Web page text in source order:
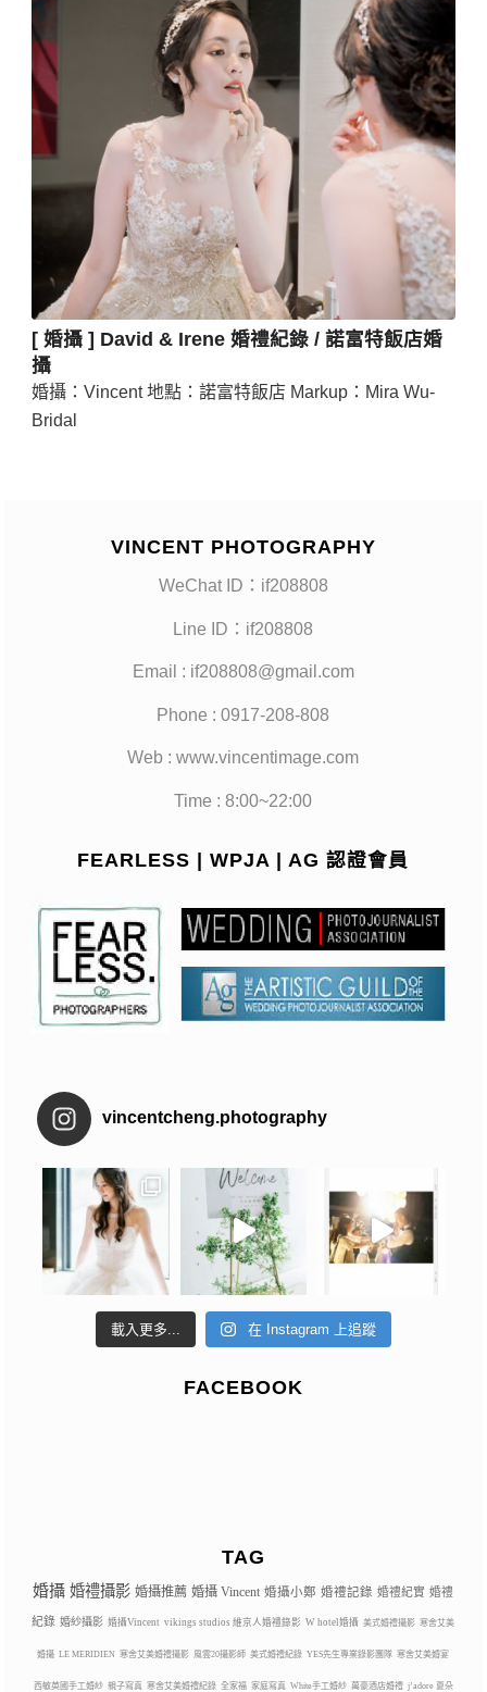
[ 婚攝 ] David & Irene 婚禮紀錄 / 諾富特飯店婚
攝
婚攝：Vincent 地點：諾富特飯店 Markup：Mira Wu-
Bridal
VINCENT PHOTOGRAPHY
WeChat ID：if208808
Line ID：if208808
Email : if208808@gmail.com
Phone : 0917-208-808
Web : www.vincentimage.com
Time : 8:00~22:00
FEARLESS | WPJA | AG 認證會員
vincentcheng.photography
載入更多... 在 Instagram 上追蹤
FACEBOOK
TAG
婚攝 婚禮攝影 婚攝推薦 婚攝 Vincent 婚攝小鄭 婚禮記錄 婚禮紀實 婚禮
紀錄 婚紗攝影 婚攝Vincent vikings studios 維京人婚禮錄影 W hotel婚攝 美式婚禮攝影 寒舍艾美
婚攝 LE MERIDIEN 寒舍艾美婚禮攝影 風雲20攝影師 美式婚禮紀錄 YES先生專業錄影團隊 寒舍艾美婚宴
西敏英國手工婚紗 親子寫真 寒舍艾美婚禮紀錄 全家福 家庭寫真 White手工婚紗 萬豪酒店婚禮 j’adore 夏朵